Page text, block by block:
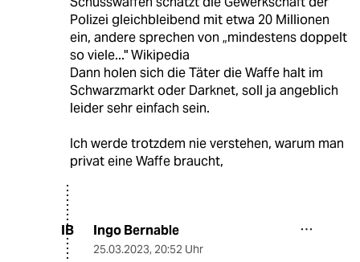
Polizei gleichbleibend mit etwa 20 Millionen
ein, andere sprechen von „mindestens doppelt
so viele..." Wikipedia
Dann holen sich die Täter die Waffe halt im
Schwarzmarkt oder Darknet, soll ja angeblich
leider sehr einfach sein.
Ich werde trotzdem nie verstehen, warum man
privat eine Waffe braucht,
IB Ingo Bernable
25.03.2023, 20:52 Uhr